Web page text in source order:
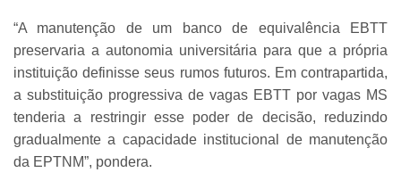
“A manutenção de um banco de equivalência EBTT
preservaria a autonomia universitária para que a própria
instituição definisse seus rumos futuros. Em contrapartida,
a substituição progressiva de vagas EBTT por vagas MS
tenderia a restringir esse poder de decisão, reduzindo
gradualmente a capacidade institucional de manutenção
da EPTNM”, pondera.